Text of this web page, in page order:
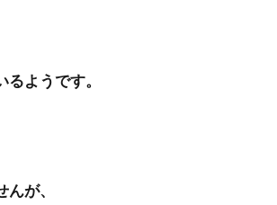
ようです。
が、